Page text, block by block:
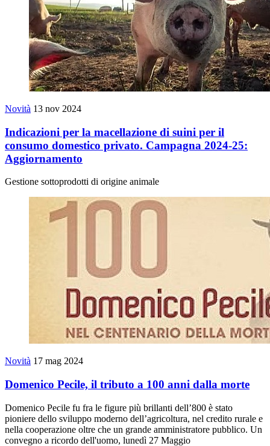
Novità 13 nov 2024
Indicazioni per la macellazione di suini per il
consumo domestico privato. Campagna 2024-25:
Aggiornamento
Gestione sottoprodotti di origine animale
Novità 17 mag 2024
Domenico Pecile, il tributo a 100 anni dalla morte
Domenico Pecile fu fra le figure più brillanti dell’800 è stato
pioniere dello sviluppo moderno dell’agricoltura, nel credito rurale e
nella cooperazione oltre che un grande amministratore pubblico. Un
convegno a ricordo dell'uomo, lunedì 27 Maggio